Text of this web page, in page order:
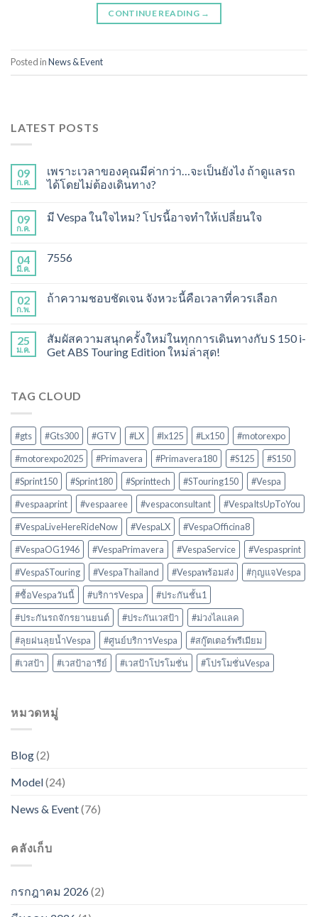
CONTINUE READING →
Posted inNews & Event
LATEST POSTS
09
ก.ค.
เพราะเวลาของคุณมีค่ากว่า…จะเป็นยังไง ถ้าดูแลรถ
ได้โดยไม่ต้องเดินทาง?
09
ก.ค.
มี Vespa ในใจไหม? โปรนี้อาจทำให้เปลี่ยนใจ
04
มี.ค.
7556
02
ก.พ.
ถ้าความชอบชัดเจน จังหวะนี้คือเวลาที่ควรเลือก
25
ม.ค.
สัมผัสความสนุกครั้งใหม่ในทุกการเดินทางกับ S 150 i-
Get ABS Touring Edition ใหม่ล่าสุด!
TAG CLOUD
#gts #Gts300 #GTV #LX #lx125 #Lx150
#motorexpo
#motorexpo2025
#Primavera #Primavera180 #S125
#S150
#Sprint150
#Sprint180 #Sprinttech #STouring150
#Vespa
#vespaaprint
#vespaaree #vespaconsultant
#VespaItsUpToYou
#VespaLiveHereRideNow
#VespaLX
#VespaOfficina8
#VespaOG1946
#VespaPrimavera #VespaService
#Vespasprint
#VespaSTouring
#VespaThailand #Vespaพร้อมส่ง
#กุญแจVespa
#ซื้อVespaวันนี้
#บริการVespa
#ประกันชั้น1
#ประกันรถจักรยานยนต์
#ประกันเวสป้า
#ม่วงไลแลค
#ลุยฝนลุยน้ำVespa
#ศูนย์บริการVespa
#สกู๊ตเตอร์พรีเมียม
#เวสป้า
#เวสป้าอารีย์ #เวสป้าโปรโมชั่น #โปรโมชั่นVespa
หมวดหมู่
Blog(2)
Model(24)
News & Event(76)
คลังเก็บ
กรกฎาคม 2026(2)